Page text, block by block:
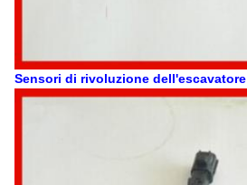
Sensori di rivoluzione dell'escavatore